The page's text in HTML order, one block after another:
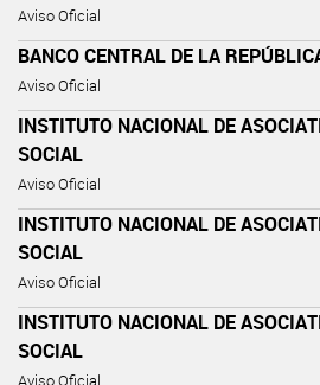
Aviso Oficial
BANCO CENTRAL DE LA
Aviso Oficial
INSTITUTO NACIONAL DE
SOCIAL
Aviso Oficial
INSTITUTO NACIONAL DE
SOCIAL
Aviso Oficial
INSTITUTO NACIONAL DE
SOCIAL
Aviso Oficial